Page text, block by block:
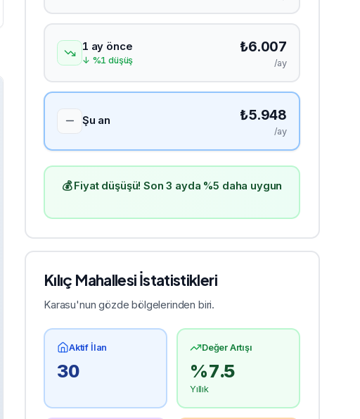
1 ay önce
↓ %1 düşüş
₺6.007
/ay
Şu an ₺5.948
/ay
💰 Fiyat düşüşü! Son 3 ayda %5 daha uygun
Kılıç Mahallesi İstatistikleri
Karasu'nun gözde bölgelerinden biri.
Aktif İlan
30
Değer Artışı
%7.5
Yıllık